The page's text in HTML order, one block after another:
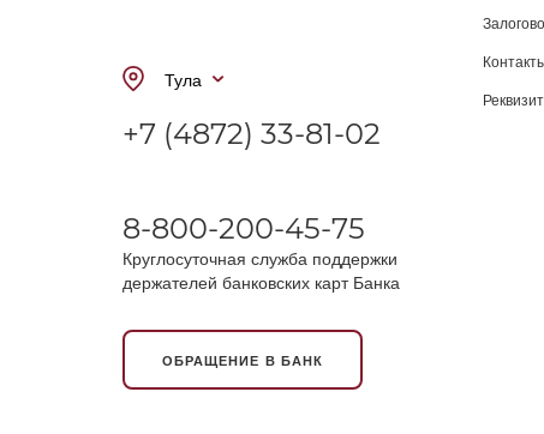
Тула
+7 (4872) 33-81-02
8-800-200-45-75
Круглосуточная служба поддержки
держателей банковских карт Банка
ОБРАЩЕНИЕ В БАНК